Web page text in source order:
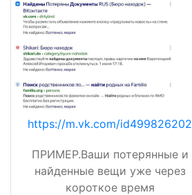
https://m.vk.com/id499826202
ПРИМЕР.Ваши потерянные и
найденные вещи уже через
короткое время